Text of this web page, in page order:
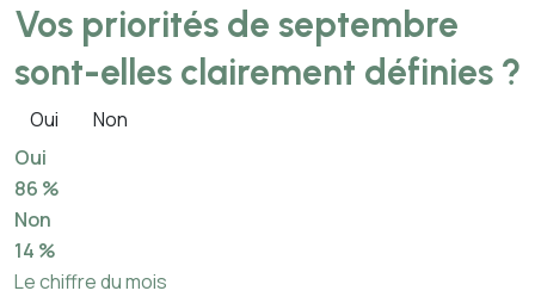
Vos priorités de septembre
sont-elles clairement définies ?
Oui
Non
Oui
86 %
Non
14 %
Le chiffre du mois